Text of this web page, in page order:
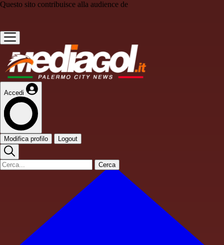
Questo sito contribuisce alla audience de
Accedi
Modifica profilo Logout
Cerca